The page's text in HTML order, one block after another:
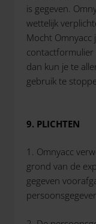
is gegeven.
wettelijk
Mocht Omnyacc
contactformulier
dan kun je te
gebruik te
9. PLICHTEN
1. Omnyacc
grond van de
gegeven